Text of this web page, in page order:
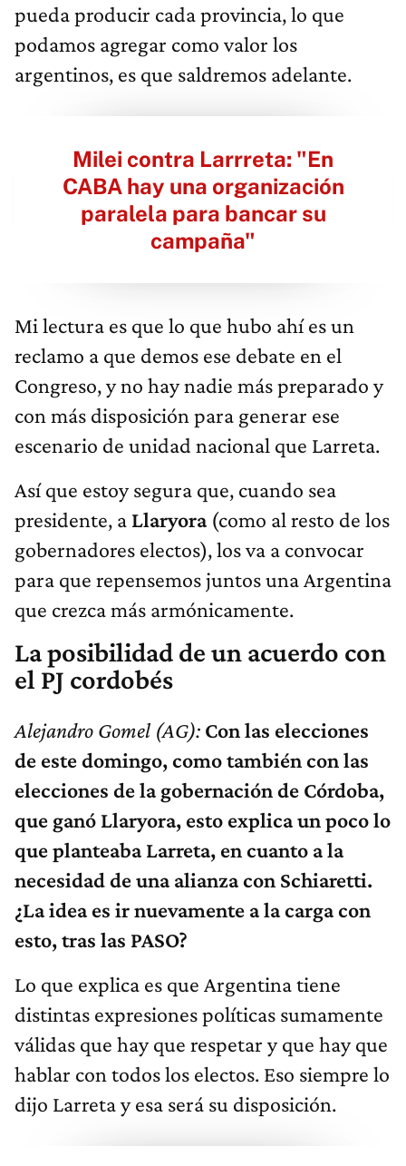
pueda producir cada provincia, lo que
podamos agregar como valor los
argentinos, es que saldremos adelante.
Milei contra Larrreta: "En
CABA hay una organización
paralela para bancar su
campaña"
Mi lectura es que lo que hubo ahí es un
reclamo a que demos ese debate en el
Congreso, y no hay nadie más preparado y
con más disposición para generar ese
escenario de unidad nacional que Larreta.
Así que estoy segura que, cuando sea
presidente, a Llaryora(como al resto de los
gobernadores electos), los va a convocar
para que repensemos juntos una Argentina
que crezca más armónicamente.
La posibilidad de un acuerdo con
el PJ cordobés
Alejandro Gomel (AG): Con las elecciones
de este domingo, como también con las
elecciones de la gobernación de Córdoba,
que ganó Llaryora, esto explica un poco lo
que planteaba Larreta, en cuanto a la
necesidad de una alianza con Schiaretti.
¿La idea es ir nuevamente a la carga con
esto, tras las PASO?
Lo que explica es que Argentina tiene
distintas expresiones políticas sumamente
válidas que hay que respetar y que hay que
hablar con todos los electos. Eso siempre lo
dijo Larreta y esa será su disposición.